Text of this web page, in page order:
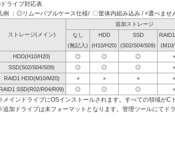
ライブ対応表
例 ：◎リムーバブルケース仕様/ 〇筐体内組み込み / ×選べませ
追加ストレー
ストレージ(メイン)
なし HDD SSD
(無記入)
(H10/H20) (S02/S04/S09)
HDD(H10/H20)
◎ ◎ ◎ ×
SSD(S02/S04/S09)
◎ ◎ ◎ ×
RAID1 HDD(M10/M20)
× × × ×
RAID1 SSD(R02/R04/R09)
◎ ◎ ◎ ×
インドライブにOSインストールされます。すべての領域がC
加ドライブは未フォーマットとなります。管理ツールにてド